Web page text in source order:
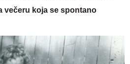
večeru koja se spontano